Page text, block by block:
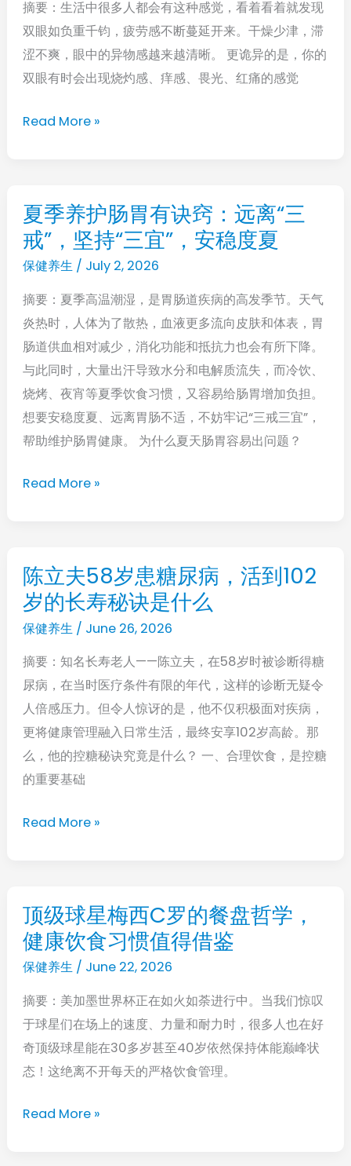
南
请
收
好
摘要：生活中很多人都会有这种感觉，看着看着就发现
双眼如负重千钧，疲劳感不断蔓延开来。干燥少津，滞
涩不爽，眼中的异物感越来越清晰。 更诡异的是，你的
双眼有时会出现烧灼感、痒感、畏光、红痛的感觉
了！
眼
睛
干
发
物
感？
4
招
拯
救
疲
劳
眼！
Read More »
夏季养护肠胃有诀窍：远离“三
戒”，坚持“三宜”，安稳度夏
保健养生/ July 2, 2026
摘要：夏季高温潮湿，是胃肠道疾病的高发季节。天气
炎热时，人体为了散热，血液更多流向皮肤和体表，胃
肠道供血相对减少，消化功能和抵抗力也会有所下降。
与此同时，大量出汗导致水分和电解质流失，而冷饮、
烧烤、夜宵等夏季饮食习惯，又容易给肠胃增加负担。
想要安稳度夏、远离胃肠不适，不妨牢记“三戒三宜”，
帮助维护肠胃健康。 为什么夏天肠胃容易出问题？
夏
季
养
肠
胃
有
诀
窍：
远
离“三
安
稳
度
夏
Read More »
陈立夫58岁患糖尿病，活到102
岁的长寿秘诀是什么
保健养生/ June 26, 2026
摘要：知名长寿老人——陈立夫，在58岁时被诊断得糖
尿病，在当时医疗条件有限的年代，这样的诊断无疑令
人倍感压力。但令人惊讶的是，他不仅积极面对疾病，
更将健康管理融入日常生活，最终安享102岁高龄。那
么，他的控糖秘诀究竟是什么？ 一、合理饮食，是控糖
的重要基础
陈
立
夫
岁
患
糖
尿
病，
活
102
长
寿
秘
诀
是
什
么
Read More »
顶级球星梅西C罗的餐盘哲学，
健康饮食习惯值得借鉴
保健养生/ June 22, 2026
摘要：美加墨世界杯正在如火如荼进行中。当我们惊叹
于球星们在场上的速度、力量和耐力时，很多人也在好
奇顶级球星能在30多岁甚至40岁依然保持体能巅峰状
态！这绝离不开每天的严格饮食管理。
顶
级
球
梅
西
C
罗
Read More »